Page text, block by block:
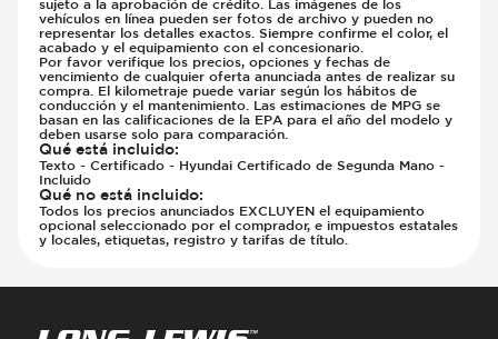
vehículos en línea pueden ser fotos de archivo y pueden no
representar los detalles exactos. Siempre confirme el color, el
acabado y el equipamiento con el concesionario.
Por favor verifique los precios, opciones y fechas de
vencimiento de cualquier oferta anunciada antes de realizar su
compra. El kilometraje puede variar según los hábitos de
conducción y el mantenimiento. Las estimaciones de MPG se
basan en las calificaciones de la EPA para el año del modelo y
deben usarse solo para comparación.
Qué está incluido:
Texto - Certificado - Hyundai Certificado de Segunda Mano -
Incluido
Qué no está incluido:
Todos los precios anunciados EXCLUYEN el equipamiento
opcional seleccionado por el comprador, e impuestos estatales
y locales, etiquetas, registro y tarifas de título.